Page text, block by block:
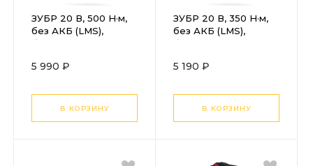
ЗУБР 20 В, 500 Н·м,
без АКБ (LMS),
бесщеточный
(ГБУ-500)
5 990 ₽
В КОРЗИНУ
ЗУБР 20 В, 350 Н·м,
без АКБ (LMS),
бесщеточный
(ГБУ-350)
5 190 ₽
В КОРЗИНУ